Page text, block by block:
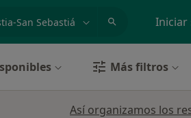
Iniciar
Más filtros
Así organizamos los